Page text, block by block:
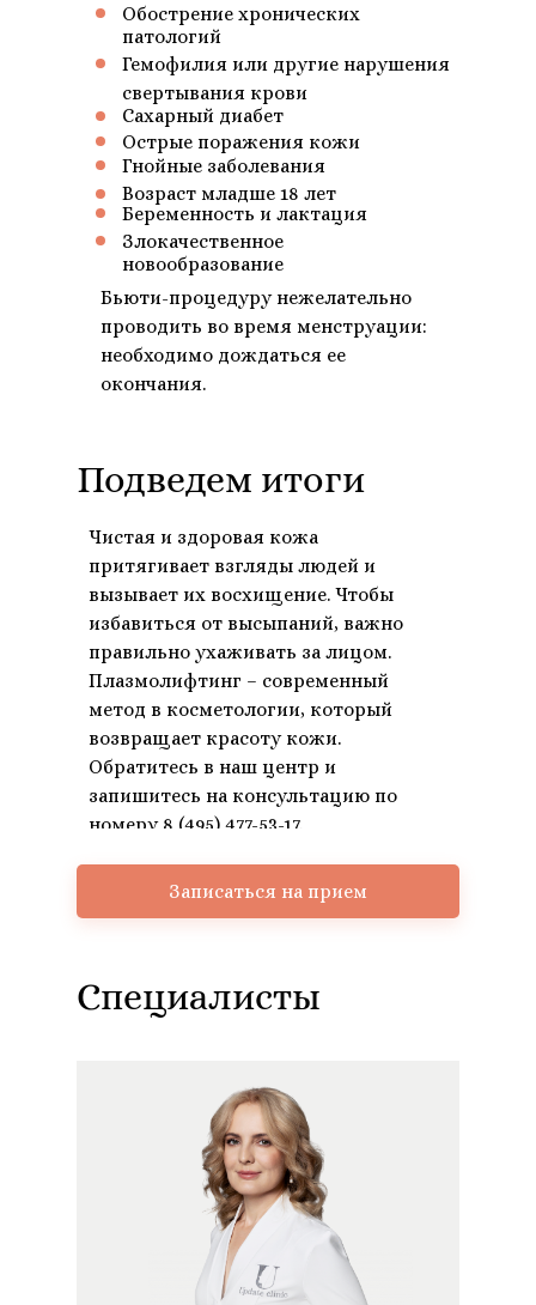
Гемофилия или другие нарушения
свертывания крови
Острые поражения кожи
Гнойные заболевания
Возраст младше 18 лет
Беременность и лактация
Злокачественное
новообразование
Сахарный диабет
Обострение хронических
патологий
Бьюти-процедуру нежелательно
проводить во время менструации:
необходимо дождаться ее
окончания.
Подведем итоги
Чистая и здоровая кожа
притягивает взгляды людей и
вызывает их восхищение. Чтобы
избавиться от высыпаний, важно
правильно ухаживать за лицом.
Плазмолифтинг – современный
метод в косметологии, который
возвращает красоту кожи.
Обратитесь в наш центр и
запишитесь на консультацию по
номеру 8 (495) 477-53-17.
Записаться на прием
Специалисты